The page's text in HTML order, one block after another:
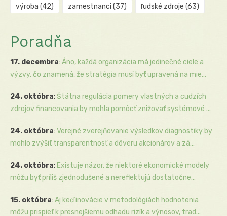
výroba (42) zamestnanci (37) ľudské zdroje (63)
Poradňa
17. decembra: Áno, každá organizácia má jedinečné ciele a
výzvy, čo znamená, že stratégia musí byť upravená na mie...
24. októbra: Štátna regulácia pomery vlastných a cudzích
zdrojov financovania by mohla pomôcť znižovať systémové ...
24. októbra: Verejné zverejňovanie výsledkov diagnostiky by
mohlo zvýšiť transparentnosť a dôveru akcionárov a zá...
24. októbra: Existuje názor, že niektoré ekonomické modely
môžu byť príliš zjednodušené a nereflektujú dostatočne...
15. októbra: Aj keď inovácie v metodológiách hodnotenia
môžu prispieť k presnejšiemu odhadu rizík a výnosov, trad...